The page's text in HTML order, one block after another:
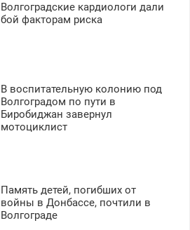
Волгоградские кардиологи дали
бой факторам риска
В воспитательную колонию под
Волгоградом по пути в
Биробиджан завернул
мотоциклист
Память детей, погибших от
войны в Донбассе, почтили в
Волгограде